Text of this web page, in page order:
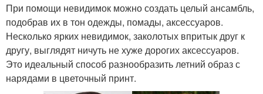
При помощи невидимок можно создать целый ансамбль,
подобрав их в тон одежды, помады, аксессуаров.
Несколько ярких невидимок, заколотых впритык друг к
другу, выглядят ничуть не хуже дорогих аксессуаров.
Это идеальный способ разнообразить летний образ с
нарядами в цветочный принт.